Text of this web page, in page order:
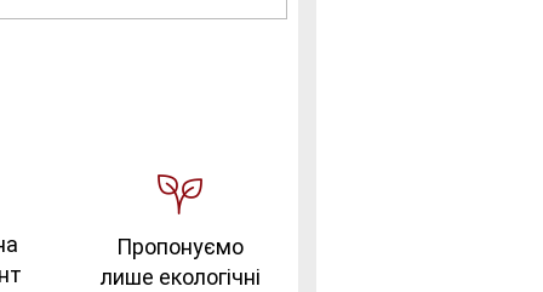
Пропонуємо
лише екологічні